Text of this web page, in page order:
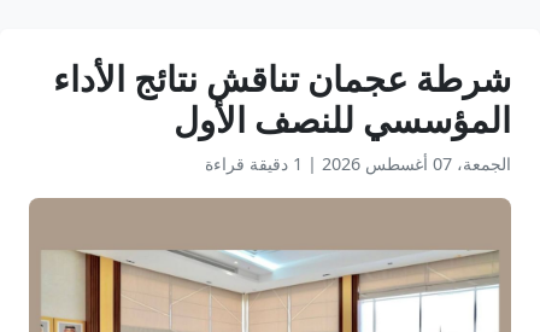
شرطة عجمان تناقش نتائج الأداء
المؤسسي للنصف الأول
الجمعة، 07 أغسطس 2026 | 1 دقيقة قراءة